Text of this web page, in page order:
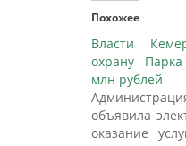
Похожее
Власти
охрану
млн рублей
объявила
оказание